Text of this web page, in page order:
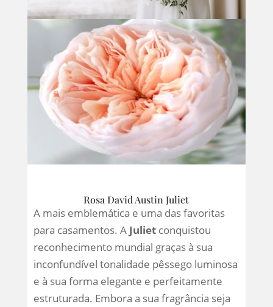
Rosa David Austin Juliet
A mais emblemática e uma das favoritas
para casamentos. A Julietconquistou
reconhecimento mundial graças à sua
inconfundível tonalidade pêssego luminosa
e à sua forma elegante e perfeitamente
estruturada. Embora a sua fragrância seja